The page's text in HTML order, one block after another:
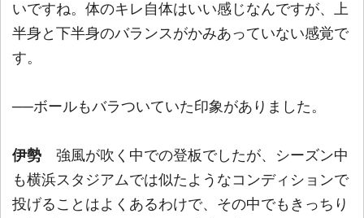
いですね。体のキレ自体はいい感じなんですが、上
半身と下半身のバランスがかみあっていない感覚で
す。
──ボールもバラついていた印象がありました。
伊勢 強風が吹く中での登板でしたが、シーズン中
も横浜スタジアムでは似たようなコンディションで
投げることはよくあるわけで、その中でもきっちり